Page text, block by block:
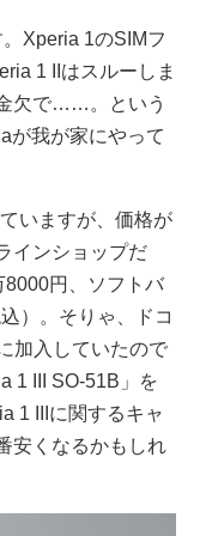
Xperia 1のSIMフ
1 IIはスルーしま
欠で……。という
が我が家にやって
いますが、価格が
インショップだ
円、ソフトバ
）。そりゃ、ドコ
加入していたので
1 III SO-51B」を
1 IIIに関するキャ
安くなるかもしれ